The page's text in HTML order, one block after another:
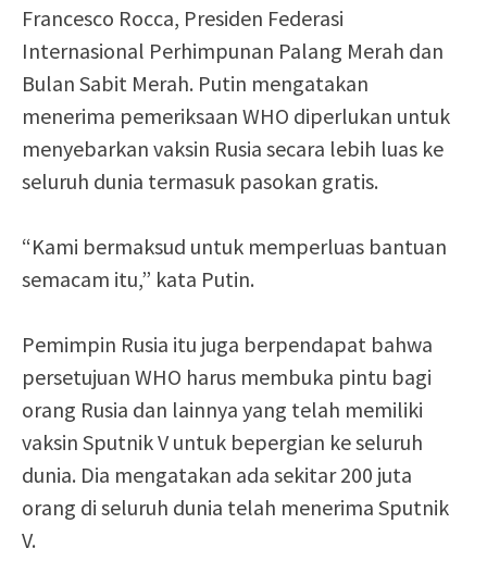
Francesco Rocca, Presiden Federasi
Internasional Perhimpunan Palang Merah dan
Bulan Sabit Merah. Putin mengatakan
menerima pemeriksaan WHO diperlukan untuk
menyebarkan vaksin Rusia secara lebih luas ke
seluruh dunia termasuk pasokan gratis.
“Kami bermaksud untuk memperluas bantuan
semacam itu,” kata Putin.
Pemimpin Rusia itu juga berpendapat bahwa
persetujuan WHO harus membuka pintu bagi
orang Rusia dan lainnya yang telah memiliki
vaksin Sputnik V untuk bepergian ke seluruh
dunia. Dia mengatakan ada sekitar 200 juta
orang di seluruh dunia telah menerima Sputnik
V.